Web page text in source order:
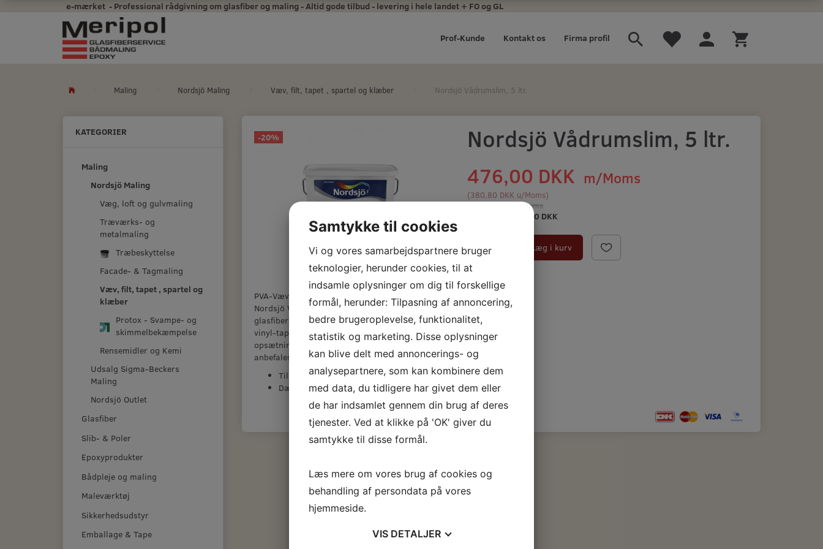
e-mærket - Professional rådgivning om glasfiber og maling - Altid gode tilbud - levering i hele landet + FO og GL
Firma profil
Kontakt os
Prof-Kunde
Maling Nordsjö Maling Væv, filt, tapet , spartel og klæber Nordsjö Vådrumslim, 5 ltr.
KATEGORIER
Maling
Nordsjö Maling
Væg, loft og gulvmaling
Træværks- og
metalmaling
Træbeskyttelse
Facade- & Tagmaling
Væv, filt, tapet , spartel og
klæber
Protox - Svampe- og
skimmelbekæmpelse
Rensemidler og Kemi
Udsalg Sigma-Beckers
Maling
Nordsjö Outlet
Glasfiber
Slib- & Poler
Epoxyprodukter
Bådpleje og maling
Maleværktøj
Sikkerhedsudstyr
Emballage & Tape
-20%
PVA-Vævlim med lang åbentid til rullepåføring.
Nordsjö Vævlim anvendes til opsætning af
glasfibervæv, struktur- og skumtapet, samt
vinyl-tapeter med papirbagside, i tørre rum. Ved
opsætning af kraftige, mønstrede glasvævstyper,
anbefales Nordsjö Vævlim Extra.
Til vådrumstapeter og glasvæv
Dækkeevne: 4-5 m2/ ltr.
Nordsjö Vådrumslim, 5 ltr.
476,00 DKK m/Moms
(380,80 DKK u/Moms)
595,00 DKKm/Moms
119,00 DKK
Læg i kurv
Samtykke til cookies
Vi og vores samarbejdspartnere bruger
teknologier, herunder cookies, til at
indsamle oplysninger om dig til forskellige
formål, herunder: Tilpasning af annoncering,
bedre brugeroplevelse, funktionalitet,
statistik og marketing. Disse oplysninger
kan blive delt med annoncerings- og
analysepartnere, som kan kombinere dem
med data, du tidligere har givet dem eller
de har indsamlet gennem din brug af deres
tjenester. Ved at klikke på 'OK' giver du
samtykke til disse formål.
Læs mere om vores brug af cookies og
behandling af persondata på vores
hjemmeside.
VIS DETALJER